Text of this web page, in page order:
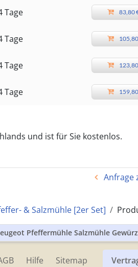
Tage 83,80
Tage
Tage
Tage
und ist für Sie kostenlos.
Anfrage
& Salzmühle [2er Set]
Pfeffermühle Salzmühle
Hilfe Sitemap